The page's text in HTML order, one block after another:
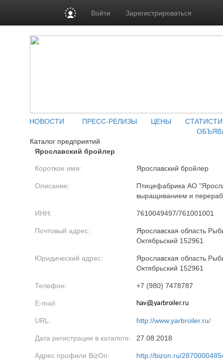
Войти Зарегистрироваться
НОВОСТИ ПРЕСС-РЕЛИЗЫ ЦЕНЫ
Каталог предприятий
Ярославский бройлер
Короткое имя: Ярославский бройлер
Описание:
Птицефабрика АО
выращиванием и
ИНН: 7610049497/761001001
Почтовый адрес:
Ярославская область
Октябрьский 152961
Юридический адрес:
Ярославская область
Октябрьский 152961
Телефон: +7 (980) 7478787
E-mail:
URL: http://www.yarbroiler.ru/
Дата регистрации в каталоге: 27.08.2018
Адрес профиля BizOn: http://bizon.ru/